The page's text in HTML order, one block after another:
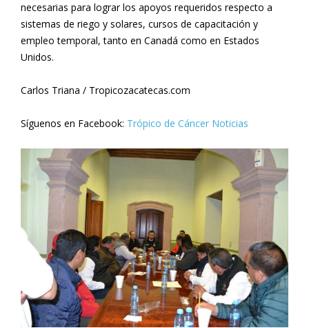
necesarias para lograr los apoyos requeridos respecto a
sistemas de riego y solares, cursos de capacitación y
empleo temporal, tanto en Canadá como en Estados
Unidos.
Carlos Triana / Tropicozacatecas.com
Síguenos en Facebook: Trópico de Cáncer Noticias